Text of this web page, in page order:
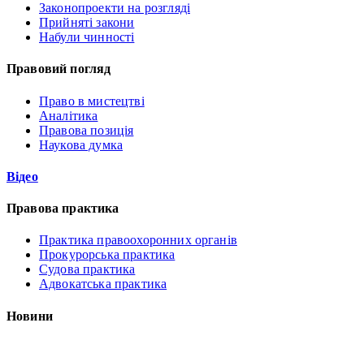
Законопроекти на розгляді
Прийняті закони
Набули чинності
Правовий погляд
Право в мистецтві
Аналітика
Правова позиція
Наукова думка
Відео
Правова практика
Практика правоохоронних органів
Прокурорська практика
Судова практика
Адвокатська практика
Новини